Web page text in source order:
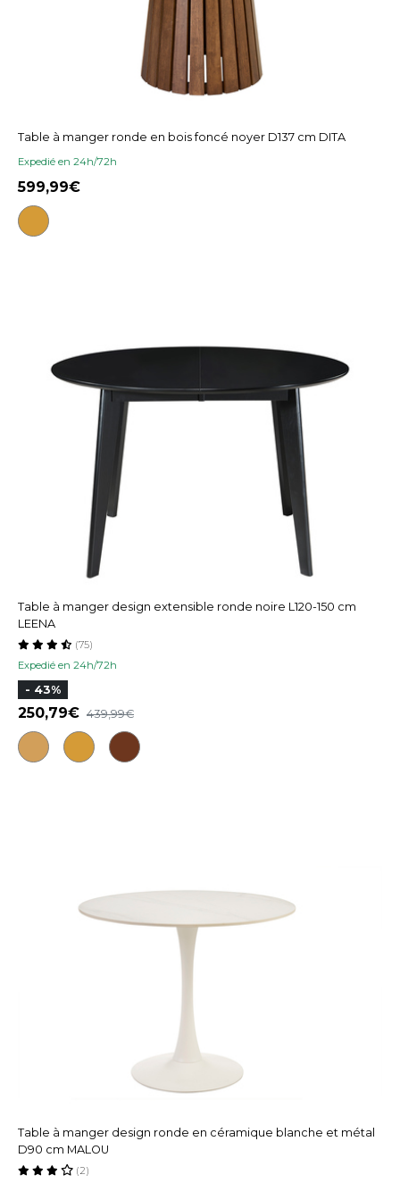
Table à manger ronde en bois foncé noyer D137 cm DITA
Expedié en 24h/72h
599,99
Table à manger design extensible ronde noire L120-150 cm
LEENA
Expedié en 24h/72h
(75)
- 43%
250,79 439,99
Table à manger design ronde en céramique blanche et métal
D90 cm MALOU
(2)